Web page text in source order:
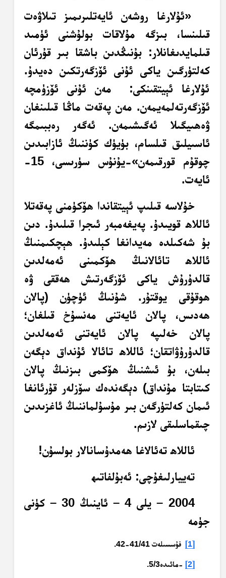
«ئۇلارغا روشەن ئايەتلىرىمىز تىلاۋەت
قىلىنسا، بىزگە مۇلاقات بولۇشنى ئۈمىد
قىلمايدىغانلار: بۇنىڭدىن باشقا بىر قۇرئان
كەلتۈرگىن ياكى ئۇنى ئۆزگەرتكىن دەيدۇ.
ئۇلارغا ئېيتقىنكى: مەن ئۇنى ئۆزۈمچە
ئۆزگەرتەلمەيمەن. مەن پەقەت ماڭا قىلىنغان
ۋەھىيگىلا ئەگىشىمەن. ئەگەر رەببىمگە
ئاسىيلىق قىلسام، بۈيۈك كۈننىڭ ئازابىدىن
چوقۇم قورقىمەن»-يۇنۇس سۈرىسى، 15-
ئايەت.
خۇلاسە قىلىپ ئېيتقاندا ھۆكۈمنى پەقەتلا
ئاللاھ قويىدۇ. پەيغەمبەر ئىجرا قىلىدۇ. دىن
بۇ شەكىلدە مەيدانغا كېلىدۇ. ھېچكىمنىڭ
ئاللاھ تائالانىڭ ھۆكمىنى ئەمەلدىن
قالدۇرۇش ياكى ئۆزگەرتىش ھەققى ۋە
ھوقۇقى يوقتۇر. شۇنىڭ ئۈچۈن (پالان
ھەدىس، پالان ئايەتنى مەنسۇخ قىلغان؛
پالان خەلىپە پالان ئايەتنى ئەمەلدىن
قالدۇرۇۋاتقان؛ ئاللاھ تائالا ئۇنداق دېگەن
بىلەن، بۇ ئىشنىڭ ھۆكمى بىزنىڭ پالان
كىتابتا مۇنداق) دېگەندەك سۆزلەر قۇرئانغا
ئىمان كەلتۈرگەن بىر مۇسۇلماننىڭ ئاغزىدىن
چىقماسلىقى لازىم.
ئاللاھ تەئالاغا ھەمدۇسانالار بولسۇن!
تەييارلىغۇچى: ئەبۇلفاتىھ
‏2004 – يلى 4 – ئاينىڭ 30 – كۈنى
جۈمە
[1] فۇسسىلەت 41/41-42.
[2] -مائىدە5/3.